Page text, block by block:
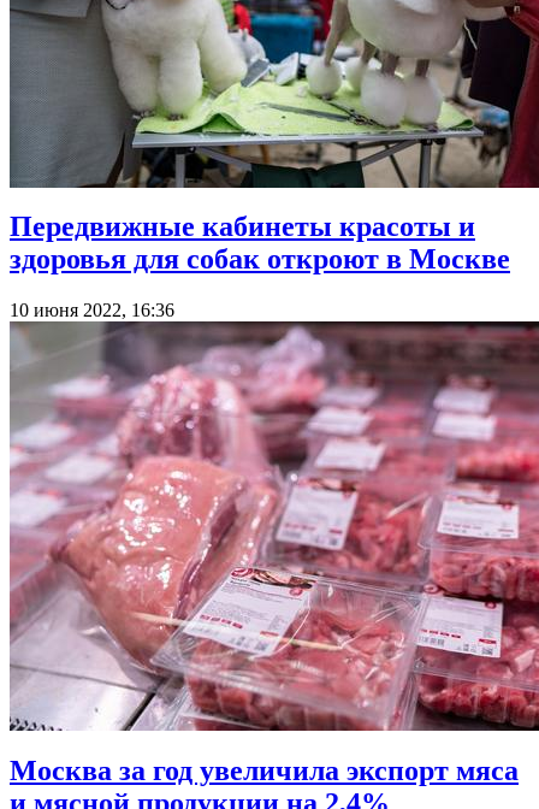
Передвижные кабинеты красоты и
здоровья для собак откроют в Москве
10 июня 2022, 16:36
Москва за год увеличила экспорт мяса